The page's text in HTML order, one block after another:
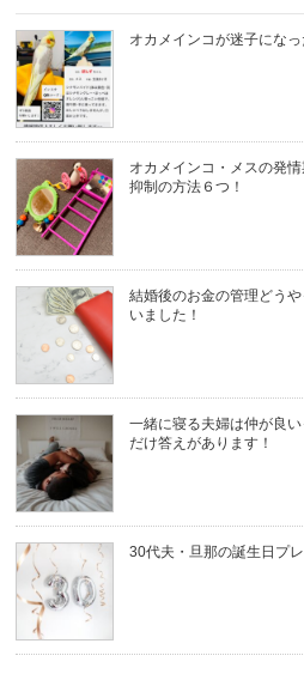
オカメインコが迷子にな
オカメインコ・メスの発
抑制の方法６つ！
結婚後のお金の管理どう
いました！
一緒に寝る夫婦は仲が良
だけ答えがあります！
30代夫・旦那の誕生日プ